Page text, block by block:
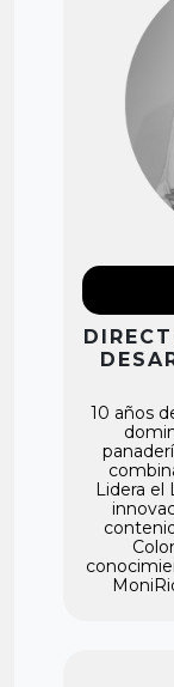
10 años
Lidera el